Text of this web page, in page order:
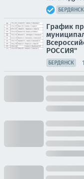
БЕРДЯНСК
График
РОССИЯ"
БЕРДЯНСК